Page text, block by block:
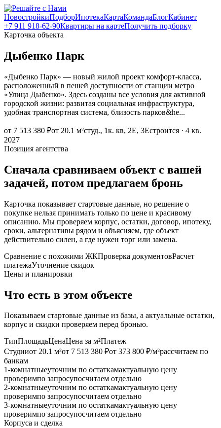
НовостройкиПодборИпотекаКартаКомандаБлогКабинет
+7 911 918-62-90Квартиры на картеПолучить подборку
Карточка объекта
Дыбенко Парк
«Дыбенко Парк» — новый жилой проект комфорт-класса,
расположенный в пешей доступности от станции метро
«Улица Дыбенко». Здесь созданы все условия для активной
городской жизни: развитая социальная инфраструктура,
удобная транспортная система, близость парков&he...
от 7 513 380 ₽от 20.1 м²студ., 1к. кв, 2Е, 3Естроится · 4 кв.
2027
Позиция агентства
Сначала сравниваем объект с вашей
задачей, потом предлагаем бронь
Карточка показывает стартовые данные, но решение о
покупке нельзя принимать только по цене и красивому
описанию. Мы проверяем корпус, остатки, договор, ипотеку,
сроки, альтернативы рядом и объясняем, где объект
действительно силен, а где нужен торг или замена.
Сравнение с похожими ЖКПроверка документовРасчет
платежаУточнение скидок
Цены и планировки
Что есть в этом объекте
Показываем стартовые данные из базы, а актуальные остатки,
корпус и скидки проверяем перед бронью.
ТипПлощадьЦенаЦена за м²Платеж
Студииот 20.1 м²от 7 513 380 ₽от 373 800 ₽/м²рассчитаем по
банкам
1-комнатныеуточним по остаткамактуальную цену
проверимпо запросупосчитаем отдельно
2-комнатныеуточним по остаткамактуальную цену
проверимпо запросупосчитаем отдельно
3-комнатныеуточним по остаткамактуальную цену
проверимпо запросупосчитаем отдельно
Корпуса и сделка